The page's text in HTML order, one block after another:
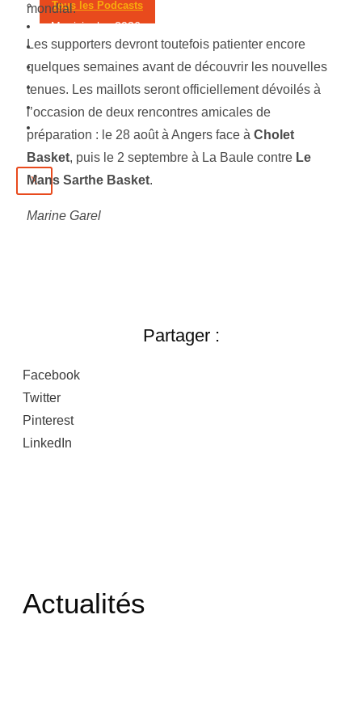
Tous les Podcasts
Municipales 2026
Jeux
Partenaires
Emploi
Évènements
Contact
X
mondial.
Les supporters devront toutefois patienter encore
quelques semaines avant de découvrir les nouvelles
tenues. Les maillots seront officiellement dévoilés à
l’occasion de deux rencontres amicales de
préparation : le 28 août à Angers face à Cholet
Basket, puis le 2 septembre à La Baule contre Le
Mans Sarthe Basket.
Marine Garel
Partager :
Facebook
Twitter
Pinterest
LinkedIn
Actualités